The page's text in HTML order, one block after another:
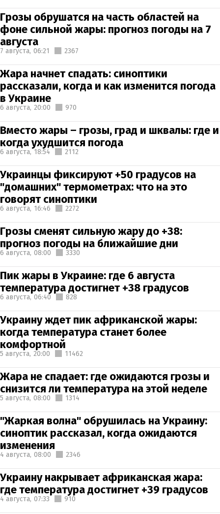
Грозы обрушатся на часть областей на
фоне сильной жары: прогноз погоды на 7
августа
7 августа, 06:21 2367
Жара начнет спадать: синоптики
рассказали, когда и как изменится погода
в Украине
6 августа, 20:00 970
Вместо жары – грозы, град и шквалы: где и
когда ухудшится погода
6 августа, 18:54 2112
Украинцы фиксируют +50 градусов на
"домашних" термометрах: что на это
говорят синоптики
6 августа, 16:46 2272
Грозы сменят сильную жару до +38:
прогноз погоды на ближайшие дни
6 августа, 08:00 3330
Пик жары в Украине: где 6 августа
температура достигнет +38 градусов
6 августа, 06:40 828
Украину ждет пик африканской жары:
когда температура станет более
комфортной
5 августа, 20:00 11462
Жара не спадает: где ожидаются грозы и
снизится ли температура на этой неделе
5 августа, 08:00 1314
"Жаркая волна" обрушилась на Украину:
синоптик рассказал, когда ожидаются
изменения
4 августа, 08:00 2346
Украину накрывает африканская жара:
где температура достигнет +39 градусов
4 августа, 07:33 910